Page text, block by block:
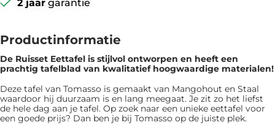
Productinformatie
De Ruisset Eettafel is ​​stijlvol ontworpen en heeft een
prachtig tafelblad van kwalitatief hoogwaardige materialen!
Deze tafel van Tomasso is gemaakt van Mangohout en Staal
waardoor hij duurzaam is en lang meegaat. Je zit zo het liefst
de hele dag aan je tafel. Op zoek naar een unieke eettafel voor
een goede prijs? Dan ben je bij Tomasso op de juiste plek.